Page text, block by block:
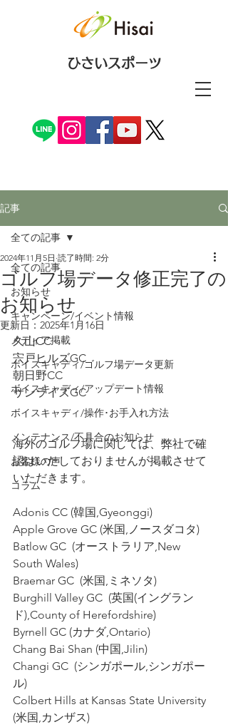
ひさいスポーツ
記事
全ての記事
お知らせ
キャンペーン/イベント情報
メディア掲載
ボイスキャディ/ゴルフ場データ更新
ボイスキャディ/アップデート情報
ボイスキャディ/操作･お手入れ方法
メンテナンス/不具合のお知らせ
お客様の声
コラム
全ての記事
ゴルフ場データ修正完了の
お知らせ
2024年11月5日 読了時間: 2分
更新日： 2025年1月16日
久山CC
宍戸ヒルズGC
朝日野CC
サンライズGC
海外のゴルフ場に関しては、弊社で確
認はいたしておりませんが掲載させて
いただきます。
Adonis CC (韓国,Gyeonggi)
Apple Grove GC (米国,ノースダコタ)
Batlow GC  (オーストラリア,New
South Wales)
Braemar GC  (米国,ミネソタ)
Burghill Valley GC  (英国(イングラン
ド),County of Herefordshire)
Byrnell GC (カナダ,Ontario)
Chang Bai Shan (中国,Jilin)
Changi GC  (シンガポール,シンガポー
ル)
Colbert Hills at Kansas State University
(米国,カンザス)